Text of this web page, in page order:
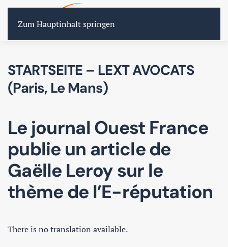
Zum Hauptinhalt springen
STARTSEITE – LEXT AVOCATS
(Paris, Le Mans)
Le journal Ouest France
publie un article de
Gaëlle Leroy sur le
thème de l’E-réputation
There is no translation available.